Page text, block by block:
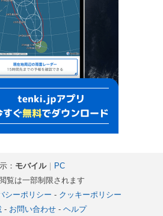
： モバイル｜ PC
覧は一部制限されます
シーポリシー - クッキーポリシー
- お問い合わせ- ヘルプ